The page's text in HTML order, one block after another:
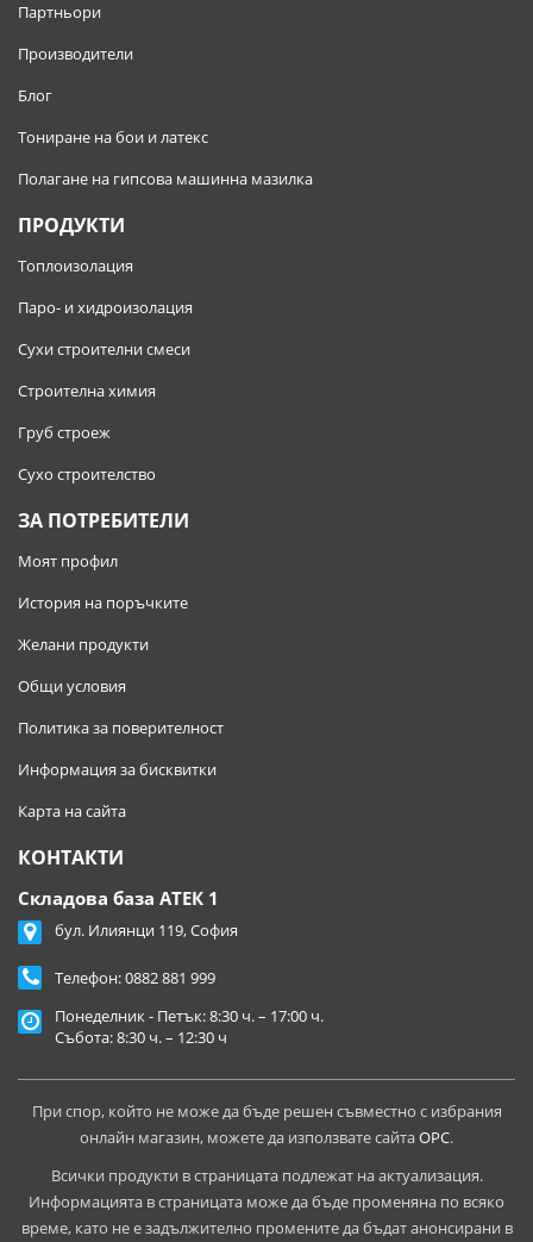
Партньори
Производители
Блог
Тониране на бои и латекс
Полагане на гипсова машинна мазилка
ПРОДУКТИ
Топлоизолация
Паро- и хидроизолация
Сухи строителни смеси
Строителна химия
Груб строеж
Сухо строителство
ЗА ПОТРЕБИТЕЛИ
Моят профил
История на поръчките
Желани продукти
Общи условия
Политика за поверителност
Информация за бисквитки
Карта на сайта
КОНТАКТИ
Складова база АТЕК 1
бул. Илиянци 119, София
Телефон:0882 881 999
Понеделник - Петък: 8:30 ч. – 17:00 ч.
Събота: 8:30 ч. – 12:30 ч
При спор, който не може да бъде решен съвместно с избрания
онлайн магазин, можете да използвате сайтаОРС.
Всички продукти в страницата подлежат на актуализация.
Информацията в страницата може да бъде променяна по всяко
време, като не е задължително промените да бъдат анонсирани в